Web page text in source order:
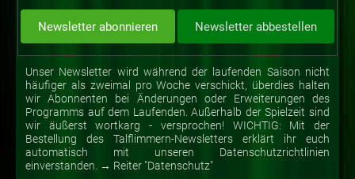
Unser Newsletter wird während der laufenden Saison nicht
häufiger als zweimal pro Woche verschickt, überdies halten
wir Abonnenten bei Änderungen oder Erweiterungen des
Programms auf dem Laufenden. Außerhalb der Spielzeit sind
wir äußerst wortkarg - versprochen! WICHTIG: Mit der
Bestellung des Talflimmern-Newsletters erklärt ihr euch
automatisch mit unseren Datenschutzrichtlinien
einverstanden. → Reiter "Datenschutz"